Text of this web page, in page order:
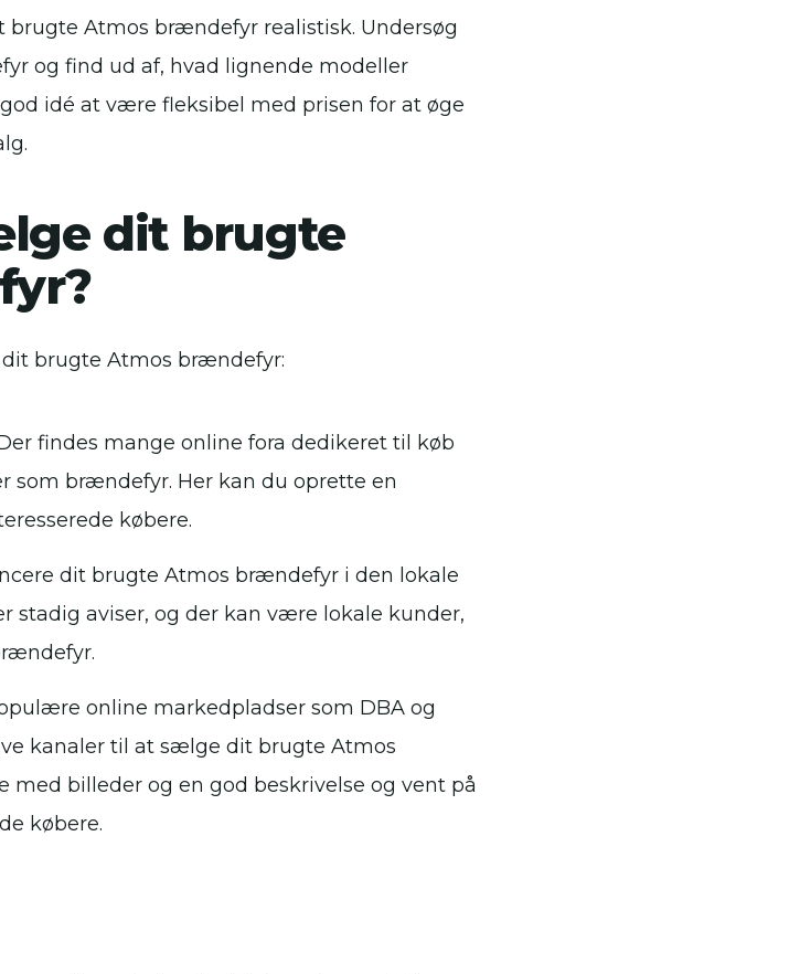
brugte Atmos brændefyr realistisk. Undersøg
og find ud af, hvad lignende modeller
idé at være fleksibel med prisen for at øge
dit brugte
brugte Atmos brændefyr:
findes mange online fora dedikeret til køb
som brændefyr. Her kan du oprette en
købere.
dit brugte Atmos brændefyr i den lokale
stadig aviser, og der kan være lokale kunder,
online markedpladser som DBA og
kanaler til at sælge dit brugte Atmos
med billeder og en god beskrivelse og vent på
købere.